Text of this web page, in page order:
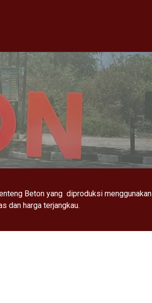
Beton yang diproduksi menggunakan
dan harga terjangkau.